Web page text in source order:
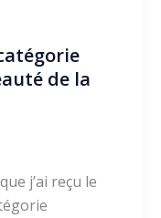
de la
j’ai reçu le